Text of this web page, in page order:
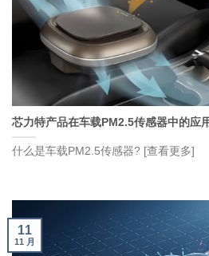
芯力特产品在车载PM2.5传感器中的应
什么是车载PM2.5传感器? [查看更多]
11
11 月